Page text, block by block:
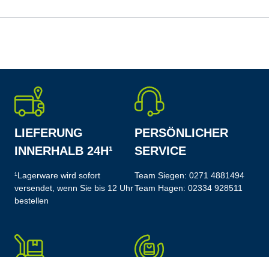
LIEFERUNG
INNERHALB 24H¹
¹Lagerware wird sofort
versendet, wenn Sie bis 12 Uhr
bestellen
PERSÖNLICHER
SERVICE
Team Siegen: 0271 4881494
Team Hagen: 02334 928511